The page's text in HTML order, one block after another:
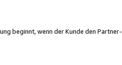
beginnt, wenn der Kunde den Partner-